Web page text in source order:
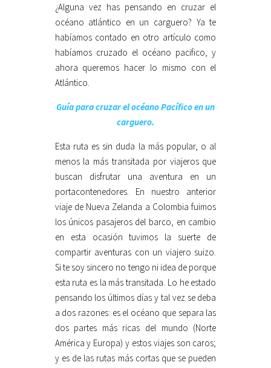
¿Alguna vez has pensando en cruzar el
océano atlántico en un carguero? Ya te
habíamos contado en otro artículo como
habíamos cruzado el océano pacifico, y
ahora queremos hacer lo mismo con el
Atlántico.
Guía para cruzar el océano Pacífico en un
carguero.
Esta ruta es sin duda la más popular, o al
menos la más transitada por viajeros que
buscan disfrutar una aventura en un
portacontenedores. En nuestro anterior
viaje de Nueva Zelanda a Colombia fuimos
los únicos pasajeros del barco, en cambio
en esta ocasión tuvimos la suerte de
compartir aventuras con un viajero suizo.
Si te soy sincero no tengo ni idea de porque
esta ruta es la más transitada. Lo he estado
pensando los últimos días y tal vez se deba
a dos razones: es el océano que separa las
dos partes más ricas del mundo (Norte
América y Europa) y estos viajes son caros;
y es de las rutas más cortas que se pueden